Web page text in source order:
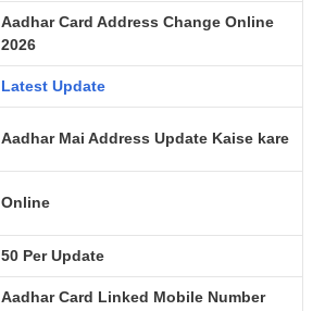
Aadhar Card Address Change Online
2026
Latest Update
Aadhar Mai Address Update Kaise kare
Online
50 Per Update
Aadhar Card Linked Mobile Number